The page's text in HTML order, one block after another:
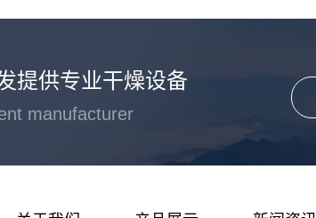
提供专业干燥设备
manufacturer